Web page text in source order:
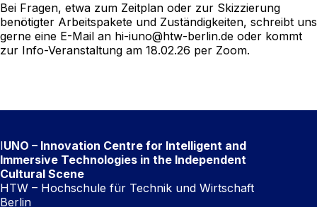
Bei Fragen, etwa zum Zeitplan oder zur Skizzierung
benötigter Arbeitspakete und Zuständigkeiten, schreibt uns
gerne eine E-Mail an hi-iuno@htw-berlin.de oder kommt
zur Info-Veranstaltung am 18.02.26 per Zoom.
IUNO – Innovation Centre for Intelligent and
Immersive Technologies in the Independent
Cultural Scene
HTW – Hochschule für Technik und Wirtschaft
Berlin